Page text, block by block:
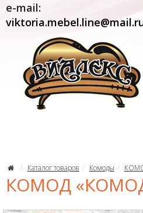
e-mail:
Каталог товаров Комоды
КОМОД